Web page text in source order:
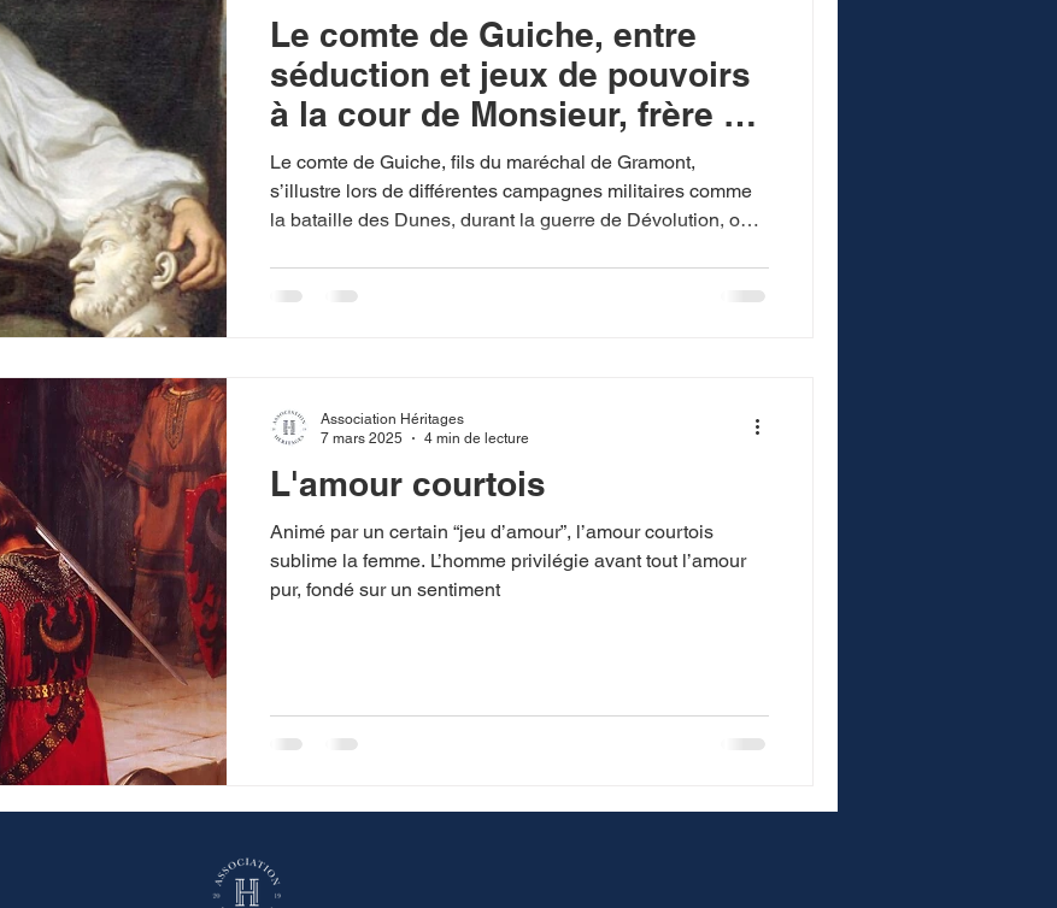
Le comte de Guiche, entre
séduction et jeux de pouvoirs
à la cour de Monsieur, frère de
Louis XIV
Le comte de Guiche, fils du maréchal de Gramont,
s’illustre lors de différentes campagnes militaires comme
la bataille des Dunes, durant la guerre de Dévolution, ou
L'amour courtois
Animé par un certain “jeu d’amour”, l’amour courtois
sublime la femme. L’homme privilégie avant tout l’amour
pur, fondé sur un sentiment
Association Héritages
7 mars 2025
4 min de lecture